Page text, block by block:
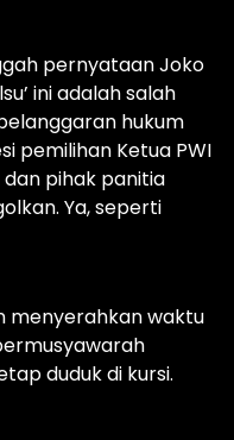
pernyataan Joko
ini adalah salah
hukum
pemilihan Ketua PWI
dan pihak panitia
Ya, seperti
menyerahkan waktu
duduk di kursi.